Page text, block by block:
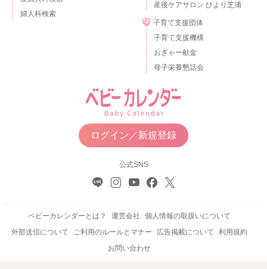
婦人科検索
産後ケアサロン ひより芝浦
子育て支援団体
子育て支援機構
おぎゃー献金
母子栄養懇話会
ログイン／新規登録
公式SNS
ベビーカレンダーとは？ 運営会社
個人情報の取扱いについて
外部送信について
ご利用のルールとマナー 広告掲載について
利用規約
お問い合わせ